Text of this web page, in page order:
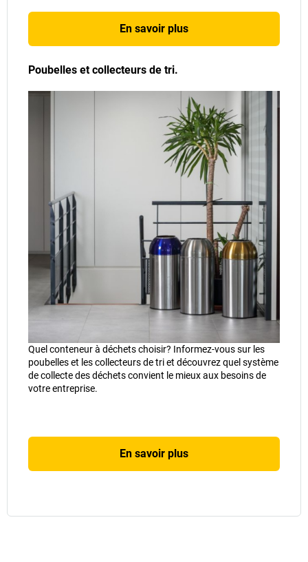
En savoir plus
Poubelles et collecteurs de tri.
Quel conteneur à déchets choisir? Informez-vous sur les
poubelles et les collecteurs de tri et découvrez quel système
de collecte des déchets convient le mieux aux besoins de
votre entreprise.
En savoir plus